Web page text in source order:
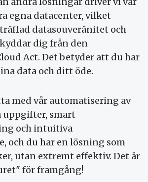
egna datacenter, vilket
datasouveränitet och
dig från den
Act. Det betyder att du har
data och ditt öde.
med vår automatisering av
smart
och intuitiva
och du har en lösning som
utan extremt effektiv. Det är
för framgång!